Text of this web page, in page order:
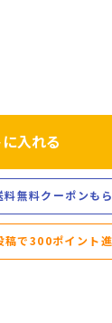
入れる
無料クーポンも
稿で300ポイント進